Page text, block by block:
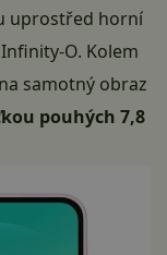
uprostřed horní
O. Kolem
samotný obraz
pouhých 7,8